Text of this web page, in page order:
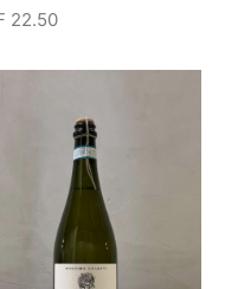
22.50